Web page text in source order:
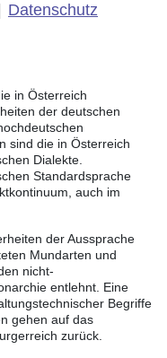
Datenschutz
in Österreich
der deutschen
sind die in Österreich
Dialekte.
Standardsprache
auch im
der Aussprache
Mundarten und
nicht-
entlehnt. Eine
Begriffe
gehen auf das
zurück.